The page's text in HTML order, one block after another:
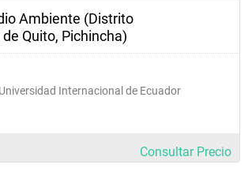
Ambiente (Distrito
Quito, Pichincha)
Universidad Internacional de Ecuador
Consultar Precio